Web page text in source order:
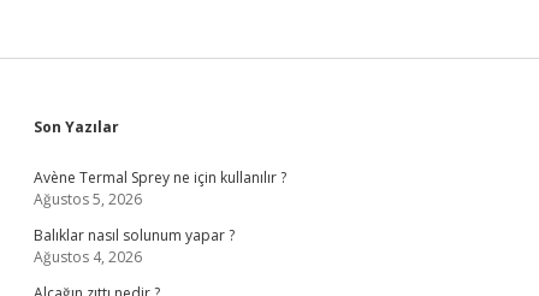
Sidebar
Son Yazılar
Avène Termal Sprey ne için kullanılır ?
Ağustos 5, 2026
Balıklar nasıl solunum yapar ?
Ağustos 4, 2026